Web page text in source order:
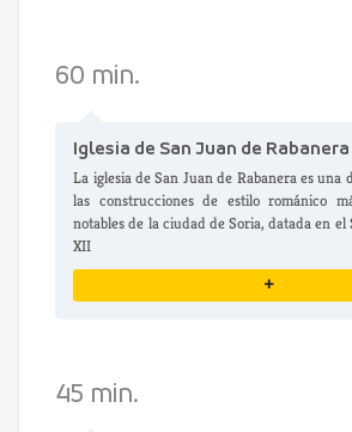
60 min.
Iglesia de San Juan de Rabanera
La iglesia de San Juan de Rabanera es una
las construcciones de estilo románico
notables de la ciudad de Soria, datada en el
XII
+
45 min.